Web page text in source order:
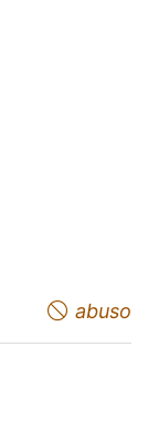
abuso